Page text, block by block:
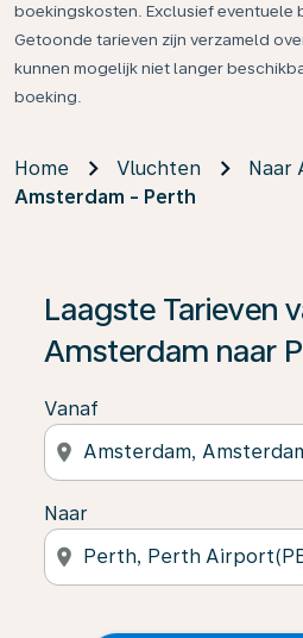
boekingskosten. Exclusief eventuele
Getoonde tarieven zijn verzameld
kunnen mogelijk niet langer
boeking.
Home Vluchten
Naar
Amsterdam - Perth
Laagste Tarieven
Amsterdam naar
Vanaf
location_on
Naar
location_on